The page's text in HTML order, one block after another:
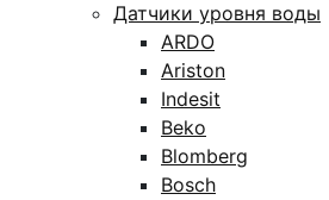
Датчики уровня воды
ARDO
Ariston
Indesit
Beko
Blomberg
Bosch